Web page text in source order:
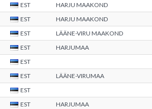
EST HARJU MAAKOND
EST HARJU MAAKOND
EST
LÄÄNE-VIRU MAAKOND
EST HARJUMAA
EST
EST LÄÄNE-VIRUMAA
EST
EST
HARJUMAA